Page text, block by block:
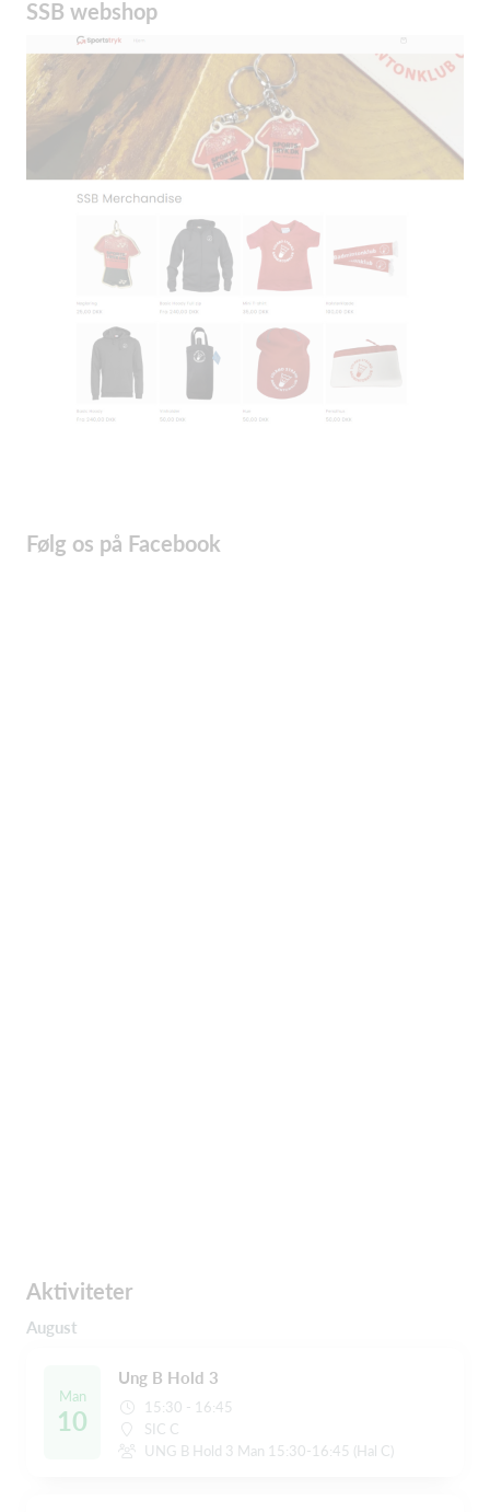
SSB webshop
Følg os på Facebook
Aktiviteter
August
Man
10
Ung B Hold 3
15:30 - 16:45
SIC C
UNG B Hold 3 Man 15:30-16:45 (Hal C)